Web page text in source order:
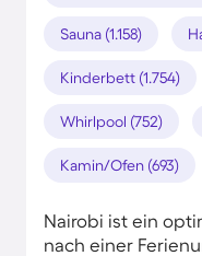
Sauna (1.158)
Kinderbett (1.754)
Whirlpool (752)
Kamin/Ofen (693)
Nairobi ist ein
nach einer